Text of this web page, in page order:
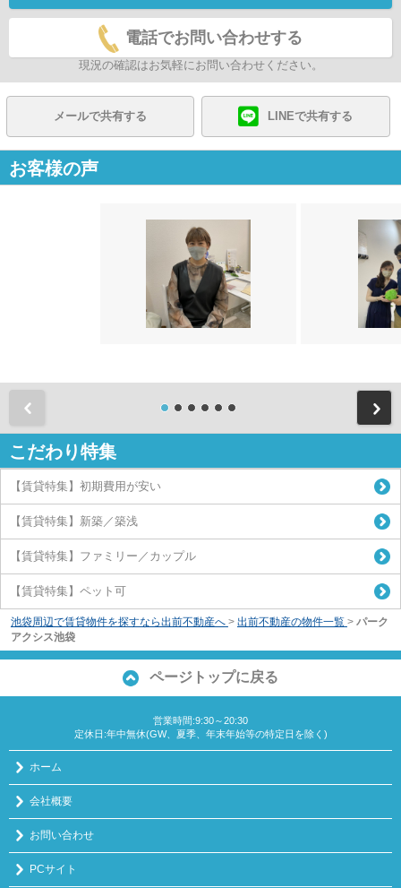
電話でお問い合わせする
現況の確認はお気軽にお問い合わせください。
メールで共有する LINEで共有する
お客様の声
こだわり特集
【賃貸特集】初期費用が安い
【賃貸特集】新築／築浅
【賃貸特集】ファミリー／カップル
【賃貸特集】ペット可
池袋周辺で賃貸物件を探すなら出前不動産へ > 出前不動産の物件一覧 > パーク
アクシス池袋
ページトップに戻る
営業時間:9:30～20:30
定休日:年中無休(GW、夏季、年末年始等の特定日を除く)
ホーム
会社概要
お問い合わせ
PCサイト